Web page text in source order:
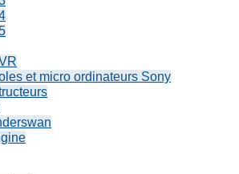
et micro ordinateurs Sony